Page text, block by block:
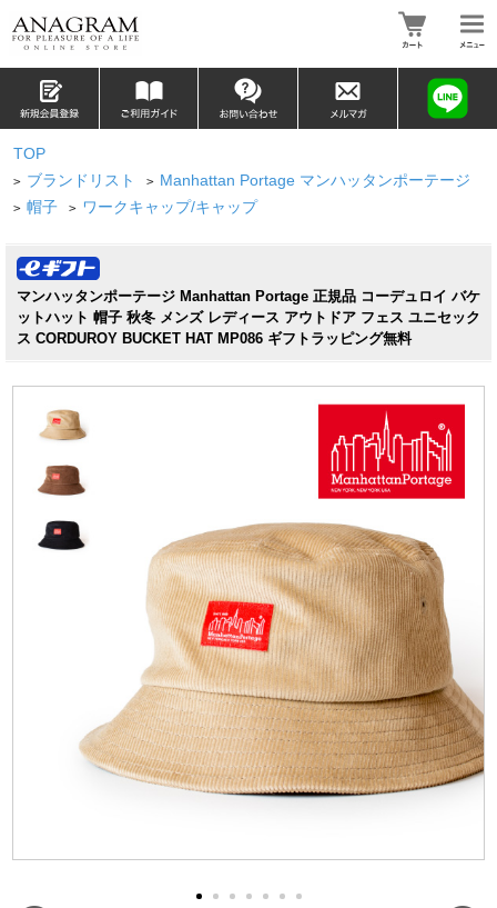
TOP
> ブランドリスト > Manhattan Portage マンハッタンポーテージ
> 帽子 > ワークキャップ/キャップ
マンハッタンポーテージ Manhattan Portage 正規品 コーデュロイ バケ
ットハット 帽子 秋冬 メンズ レディース アウトドア フェス ユニセック
ス CORDUROY BUCKET HAT MP086 ギフトラッピング無料